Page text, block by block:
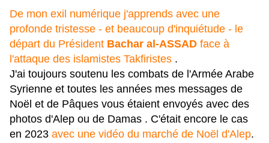
De mon exil numérique j'apprends avec une
profonde tristesse - et beaucoup d'inquiétude - le
départ du Président Bachar al-ASSAD face à
l'attaque des islamistes Takfiristes .
J'ai toujours soutenu les combats de l'Armée Arabe
Syrienne et toutes les années mes messages de
Noël et de Pâques vous étaient envoyés avec des
photos d'Alep ou de Damas . C'était encore le cas
en 2023 avec une vidéo du marché de Noël d'Alep.